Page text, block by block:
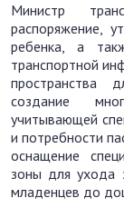
Министр
распоряжение,
ребенка, а
транспортной
пространства
создание
учитывающей
и потребности
оснащение
зоны для ухода
младенцев до